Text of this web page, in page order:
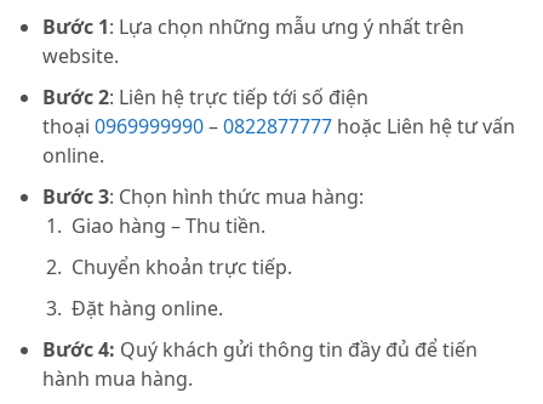
Bước 1: Lựa chọn những mẫu ưng ý nhất trên
website.
Bước 2: Liên hệ trực tiếp tới số điện
thoại 0969999990–0822877777 hoặc Liên hệ tư vấn
online.
Bước 3: Chọn hình thức mua hàng:
Giao hàng – Thu tiền.
Chuyển khoản trực tiếp.
Đặt hàng online.
Bước 4: Quý khách gửi thông tin đầy đủ để tiến
hành mua hàng.